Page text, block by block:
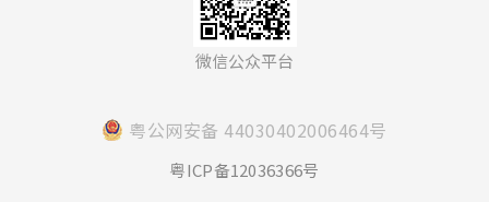
微信公众平台
粤公网安备 44030402006464号
粤ICP备12036366号